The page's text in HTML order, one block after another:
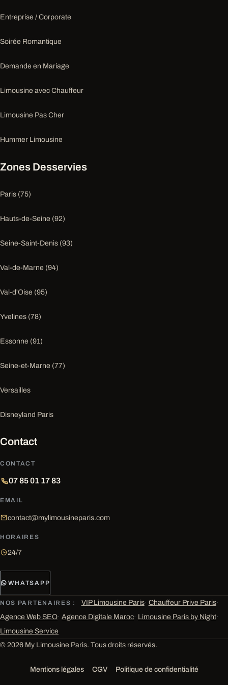
Entreprise / Corporate
Soirée Romantique
Demande en Mariage
Limousine avec Chauffeur
Limousine Pas Cher
Hummer Limousine
Zones Desservies
Paris (75)
Hauts-de-Seine (92)
Seine-Saint-Denis (93)
Val-de-Marne (94)
Val-d'Oise (95)
Yvelines (78)
Essonne (91)
Seine-et-Marne (77)
Versailles
Disneyland Paris
Contact
CONTACT
07 85 01 17 83
EMAIL
contact@mylimousineparis.com
HORAIRES
24/7
WHATSAPP
NOS PARTENAIRES : VIP Limousine Paris· Chauffeur Prive Paris·
Agence Web SEO· Agence Digitale Maroc· Limousine Paris by Night·
Limousine Service
© 2026 My Limousine Paris. Tous droits réservés.
Mentions légales CGV Politique de confidentialité